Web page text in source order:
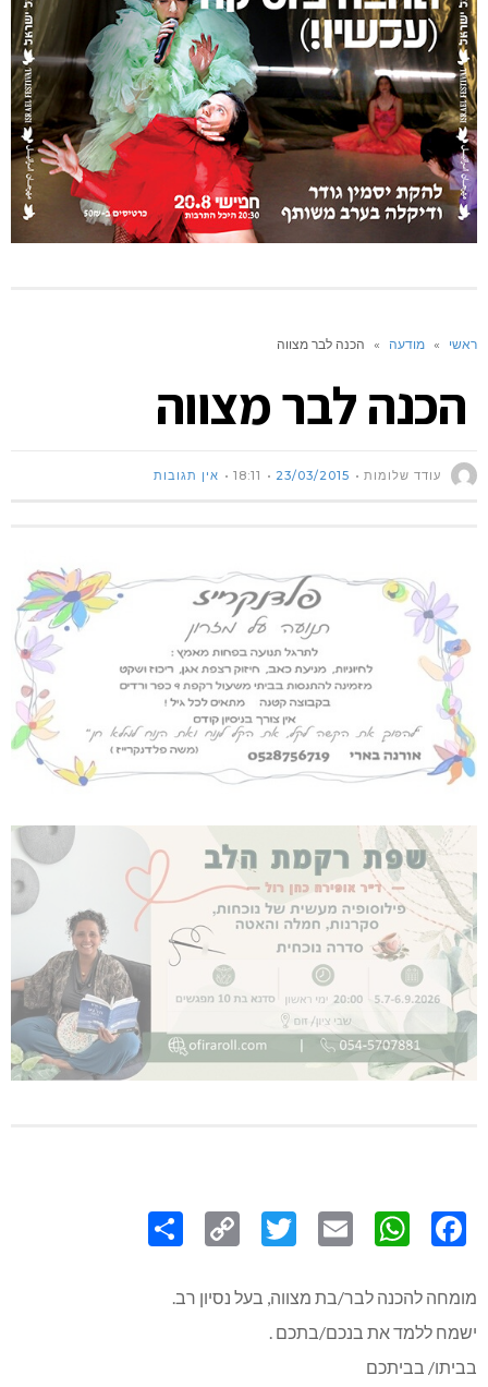
ראשי » מודעה » הכנה לבר מצווה
הכנה לבר מצווה
עודד שלומות 23/03/2015
18:11 אין תגובות
Link
מומחה להכנה לבר/בת מצווה, בעל נסיון רב.
ישמח ללמד את בנכם/בתכם .
בביתו/ בביתכם